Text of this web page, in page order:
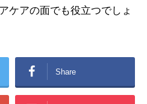
ケアの面でも役立つでしょ
Share